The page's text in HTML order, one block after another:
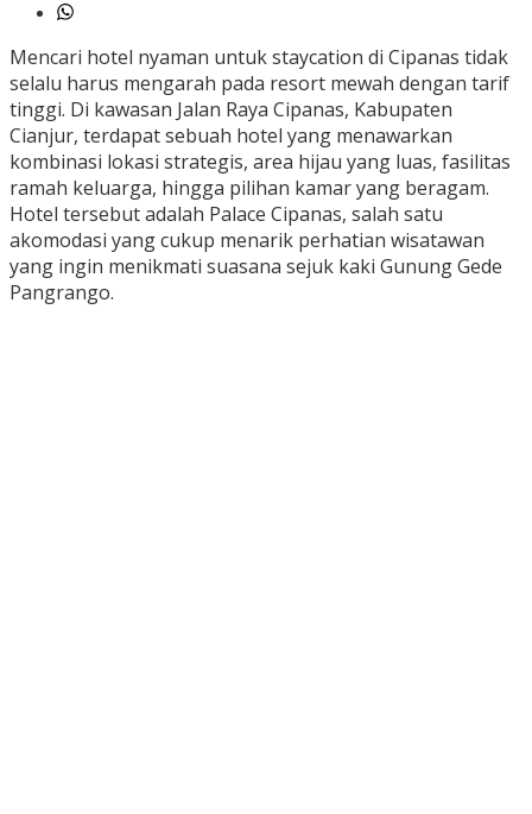
Mencari hotel nyaman untuk staycation di Cipanas tidak
selalu harus mengarah pada resort mewah dengan tarif
tinggi. Di kawasan Jalan Raya Cipanas, Kabupaten
Cianjur, terdapat sebuah hotel yang menawarkan
kombinasi lokasi strategis, area hijau yang luas, fasilitas
ramah keluarga, hingga pilihan kamar yang beragam.
Hotel tersebut adalah Palace Cipanas, salah satu
akomodasi yang cukup menarik perhatian wisatawan
yang ingin menikmati suasana sejuk kaki Gunung Gede
Pangrango.